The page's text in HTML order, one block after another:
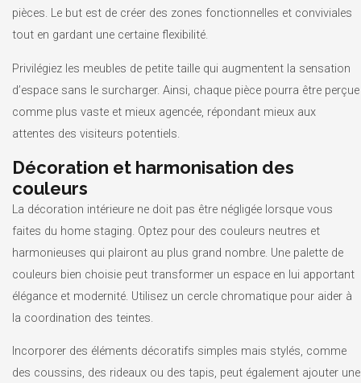
pièces. Le but est de créer des zones fonctionnelles et conviviales
tout en gardant une certaine flexibilité.
Privilégiez les meubles de petite taille qui augmentent la sensation
d’espace sans le surcharger. Ainsi, chaque pièce pourra être perçue
comme plus vaste et mieux agencée, répondant mieux aux
attentes des visiteurs potentiels.
Décoration et harmonisation des
couleurs
La décoration intérieure ne doit pas être négligée lorsque vous
faites du home staging. Optez pour des couleurs neutres et
harmonieuses qui plairont au plus grand nombre. Une palette de
couleurs bien choisie peut transformer un espace en lui apportant
élégance et modernité. Utilisez un cercle chromatique pour aider à
la coordination des teintes.
Incorporer des éléments décoratifs simples mais stylés, comme
des coussins, des rideaux ou des tapis, peut également ajouter une